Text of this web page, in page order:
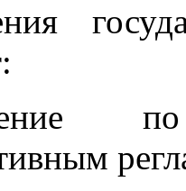
по